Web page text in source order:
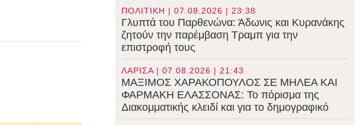
ΠΟΛΙΤΙΚΗ | 07.08.2026 | 23:38
Γλυπτά του Παρθενώνα: Άδωνις και Κυρανάκης
ζητούν την παρέμβαση Τραμπ για την
επιστροφή τους
ΛΑΡΙΣΑ | 07.08.2026 | 21:43
ΜΑΞΙΜΟΣ ΧΑΡΑΚΟΠΟΥΛΟΣ ΣΕ ΜΗΛΕΑ ΚΑΙ
ΦΑΡΜΑΚΗ ΕΛΑΣΣΟΝΑΣ: Το πόρισμα της
Διακομματικής κλειδί και για το δημογραφικό